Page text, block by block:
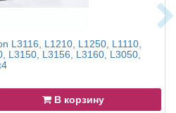
L3116, L1210, L1250, L1110,
L3150, L3156, L3160, L3050,
В корзину